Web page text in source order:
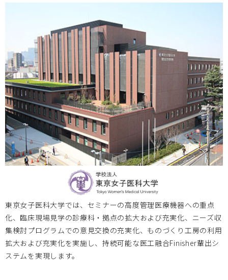
7月24日（木） 第18回 BIZEN活動発信会
岡山大学
2025年度 BIZENデバイスデザインコース 受講生募集
岡山大学 2025.06.12
6月22日（日）テレビせとうち「プライド せとうち経済のチ
にてBIZEN活動を紹介
岡山大学 2025.05.13
東京女子医科大学では、セミナーの高度管理医療機器への重点
化、臨床現場見学の診療科・拠点の拡大および充実化、ニーズ収
集検討プログラムでの意見交換の充実化、ものづくり工房の利用
拡大および充実化を実施し、持続可能な医工融合Finisher輩出シ
ステムを実現します。